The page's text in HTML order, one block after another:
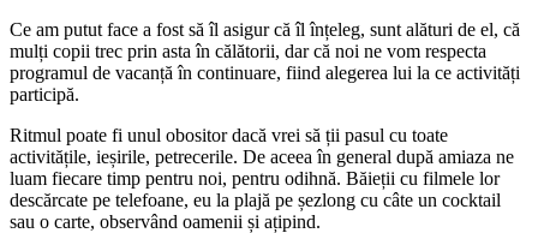
Ce am putut face a fost să îl asigur că îl înțeleg, sunt alături de el, că
mulți copii trec prin asta în călătorii, dar că noi ne vom respecta
programul de vacanță în continuare, fiind alegerea lui la ce activități
participă.
Ritmul poate fi unul obositor dacă vrei să ții pasul cu toate
activitățile, ieșirile, petrecerile. De aceea în general după amiaza ne
luam fiecare timp pentru noi, pentru odihnă. Băieții cu filmele lor
descărcate pe telefoane, eu la plajă pe șezlong cu câte un cocktail
sau o carte, observând oamenii și ațipind.